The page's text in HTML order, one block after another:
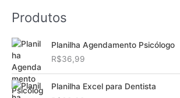
Produtos
Planilha Agendamento Psicólogo
R$36,99
Planilha Excel para Dentista